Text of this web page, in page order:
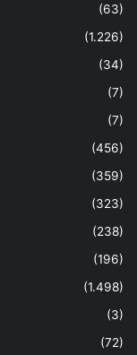
(63)
(1.226)
(34)
(7)
(7)
(456)
(359)
(323)
(238)
(196)
(1.498)
(3)
(72)